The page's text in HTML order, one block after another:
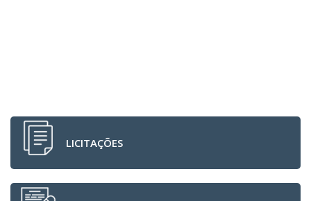
LICITAÇÕES